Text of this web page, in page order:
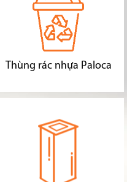
Thùng rác nhựa Paloca